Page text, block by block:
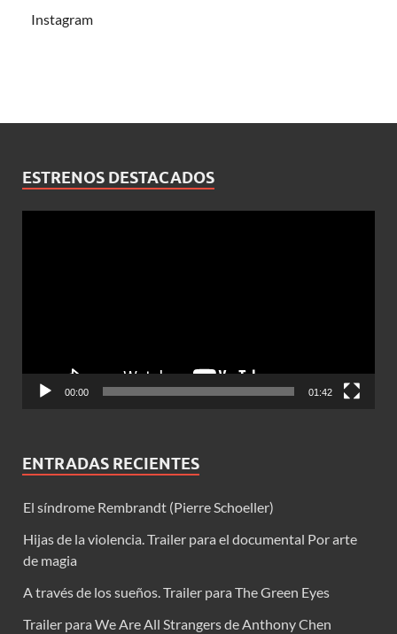
Instagram
ESTRENOS DESTACADOS
00:00 01:42
ENTRADAS RECIENTES
El síndrome Rembrandt (Pierre Schoeller)
Hijas de la violencia. Trailer para el documental Por arte
de magia
A través de los sueños. Trailer para The Green Eyes
Trailer para We Are All Strangers de Anthony Chen